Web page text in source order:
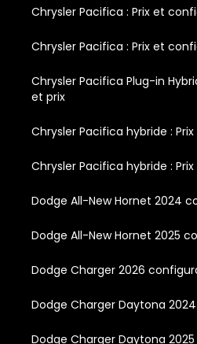
Chrysler Pacifica : Prix et
Chrysler Pacifica : Prix et
Chrysler Pacifica Plug-in
et prix
Chrysler Pacifica hybride :
Chrysler Pacifica hybride :
Dodge All-New Hornet 2024
Dodge All-New Hornet 2025
Dodge Charger 2026
Dodge Charger Daytona
Dodge Charger Daytona